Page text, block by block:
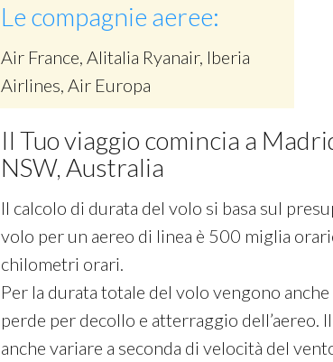
Le compagnie aeree:
Air France, Alitalia Ryanair, Iberia
Airlines, Air Europa
Il Tuo viaggio comincia a
NSW, Australia
Il calcolo di durata del volo si basa sul
volo per un aereo di linea è 500 miglia
chilometri orari.
Per la durata totale del volo vengono
perde per decollo e atterraggio dell’aereo.
anche variare a seconda di velocità del